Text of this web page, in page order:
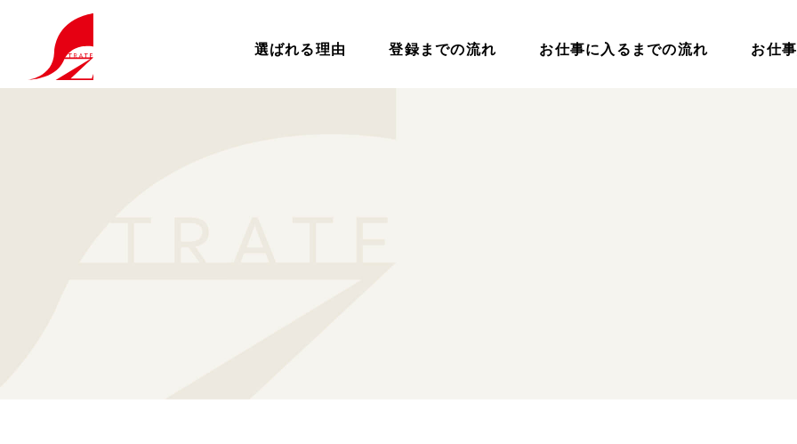
選ばれる理由 登録までの流れ お仕事に入るまでの流れ お仕